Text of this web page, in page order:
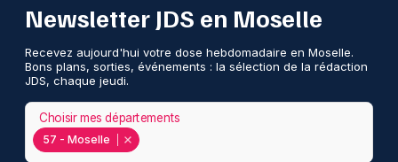
Newsletter JDS en Moselle
Recevez aujourd'hui votre dose hebdomadaire en Moselle.
Bons plans, sorties, événements : la sélection de la rédaction
JDS, chaque jeudi.
57 - Moselle
Choisir mes départements